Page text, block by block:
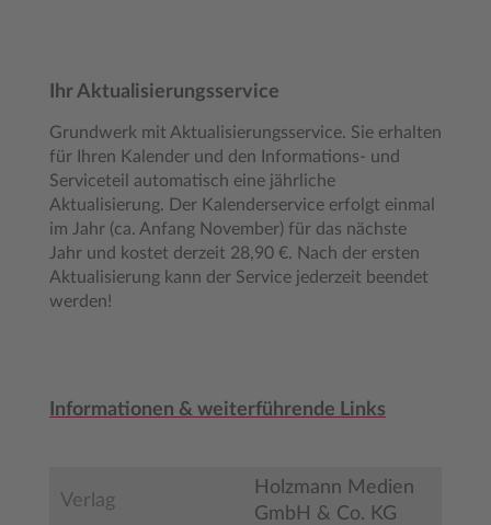
Ihr Aktualisierungsservice
Grundwerk mit Aktualisierungsservice. Sie erhalten
für Ihren Kalender und den Informations- und
Serviceteil automatisch eine jährliche
Aktualisierung. Der Kalenderservice erfolgt einmal
im Jahr (ca. Anfang November) für das nächste
Jahr und kostet derzeit 28,90 €. Nach der ersten
Aktualisierung kann der Service jederzeit beendet
werden!
Informationen & weiterführende Links
Verlag
Holzmann Medien
GmbH & Co. KG